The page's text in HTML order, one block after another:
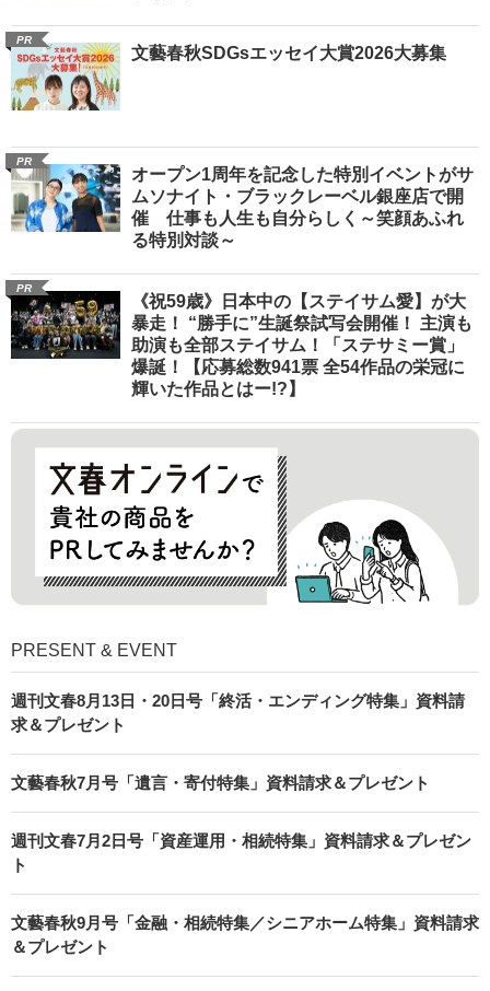
PR
文藝春秋SDGsエッセイ大賞2026大募集
PR
オープン1周年を記念した特別イベントがサ
ムソナイト・ブラックレーベル銀座店で開
催 仕事も人生も自分らしく～笑顔あふれ
る特別対談～
PR
《祝59歳》日本中の【ステイサム愛】が大
暴走！ “勝手に”生誕祭試写会開催！ 主演も
助演も全部ステイサム！「ステサミー賞」
爆誕！【応募総数941票 全54作品の栄冠に
輝いた作品とはー!?】
PRESENT & EVENT
週刊文春8月13日・20日号「終活・エンディング特集」資料請
求＆プレゼント
文藝春秋7月号「遺言・寄付特集」資料請求＆プレゼント
週刊文春7月2日号「資産運用・相続特集」資料請求＆プレゼン
ト
文藝春秋9月号「金融・相続特集／シニアホーム特集」資料請求
＆プレゼント